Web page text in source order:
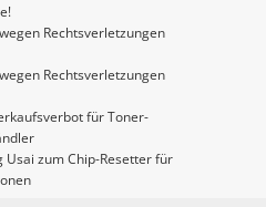
Rechtsverletzungen
Rechtsverletzungen
für Toner-
Usai zum Chip-Resetter für